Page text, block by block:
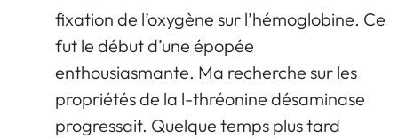
fixation de l’oxygène sur l’hémoglobine. Ce
fut le début d’une épopée
enthousiasmante. Ma recherche sur les
propriétés de la l-thréonine désaminase
progressait. Quelque temps plus tard